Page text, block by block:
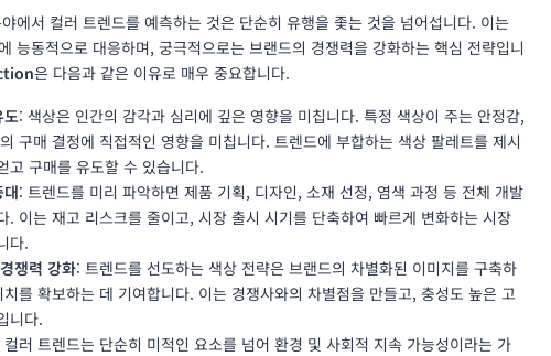
에서 컬러 트렌드를 예측하는 것은 단순히 유행을 좇는 것을 넘어섭니다. 이는
능동적으로 대응하며, 궁극적으로는 브랜드의 경쟁력을 강화하는 핵심 전략입니
은 다음과 같은 이유로 매우 중요합니다.
도: 색상은 인간의 감각과 심리에 깊은 영향을 미칩니다. 특정 색상이 주는 안정감,
구매 결정에 직접적인 영향을 미칩니다. 트렌드에 부합하는 색상 팔레트를 제시
고 구매를 유도할 수 있습니다.
: 트렌드를 미리 파악하면 제품 기획, 디자인, 소재 선정, 염색 과정 등 전체 개발
. 이는 재고 리스크를 줄이고, 시장 출시 시기를 단축하여 빠르게 변화하는 시장
다.
쟁력 강화: 트렌드를 선도하는 색상 전략은 브랜드의 차별화된 이미지를 구축하
를 확보하는 데 기여합니다. 이는 경쟁사와의 차별점을 만들고, 충성도 높은 고
니다.
컬러 트렌드는 단순히 미적인 요소를 넘어 환경 및 사회적 지속 가능성이라는 가